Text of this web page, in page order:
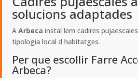
solucions adaptades
A Arbeca instal lem cadires
tipologia local d habitatges.
Per que escollir Farre
Arbeca?